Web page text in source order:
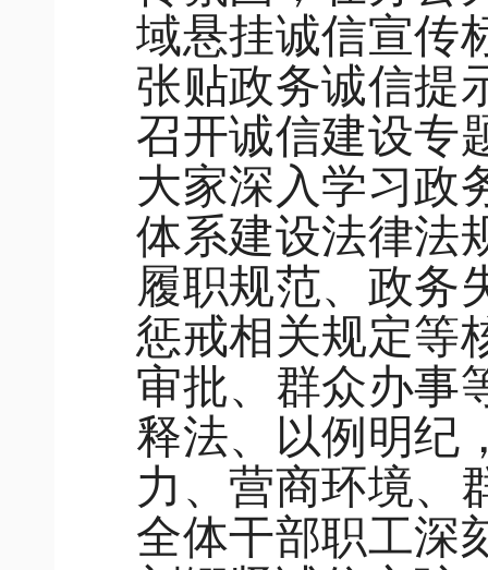
域悬挂诚信宣传
张贴政务诚信提
召开诚信建设专
大家深入学习政
体系建设法律法
履职规范、政务
惩戒相关规定等
审批、群众办事
释法、以例明纪
力、营商环境、
全体干部职工深